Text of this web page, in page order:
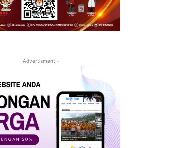
- Advertisment -